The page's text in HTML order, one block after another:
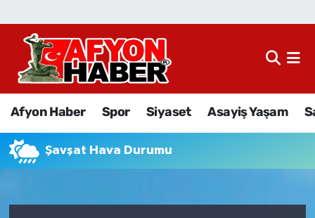
Afyon Haber Spor Siyaset Asayiş Yaşam
Şavşat Hava Durumu
Afyon Haber
Asayiş Yaşam